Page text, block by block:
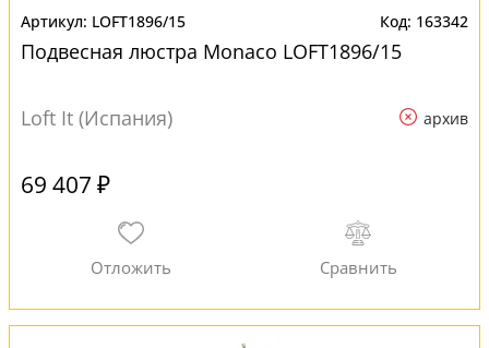
LOFT1896/15 163342
Подвесная люстра Monaco LOFT1896/15
Loft It (Испания) архив
69 407 ₽